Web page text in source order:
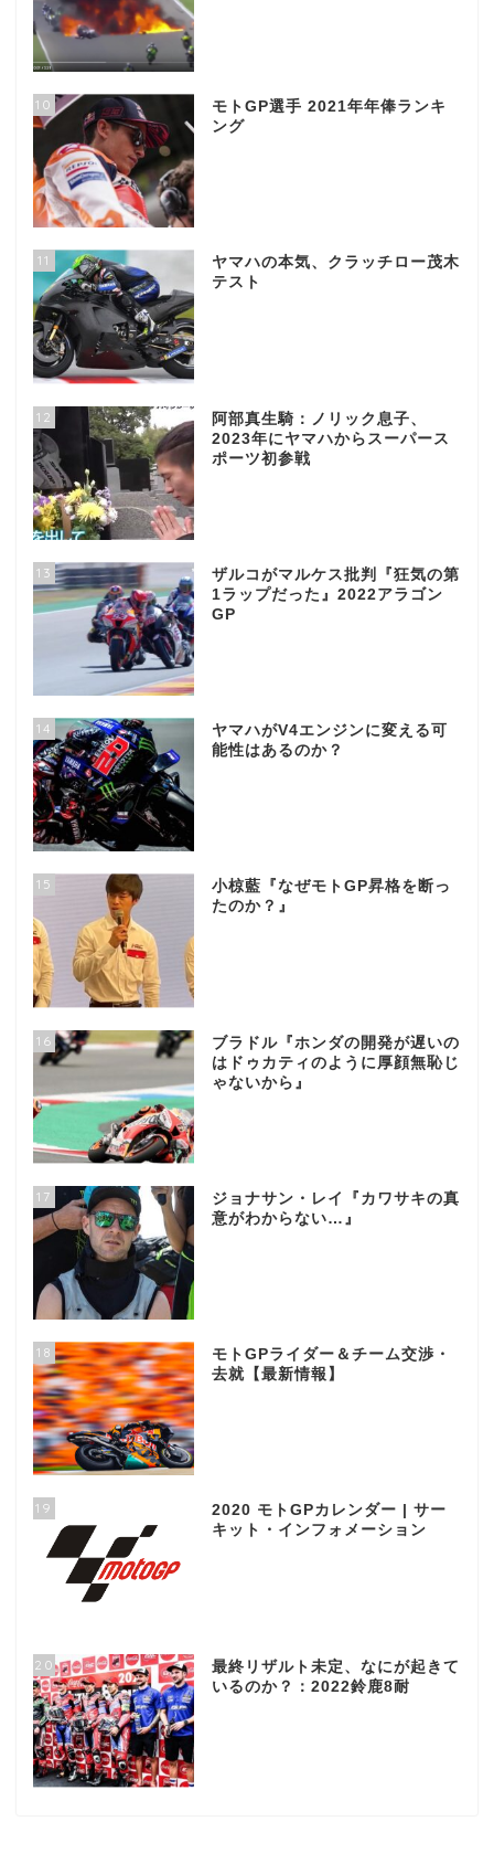
10
モトGP選手 2021年年俸ランキ
ング
11
ヤマハの本気、クラッチロー茂木
テスト
12
阿部真生騎：ノリック息子、
2023年にヤマハからスーパース
ポーツ初参戦
13
ザルコがマルケス批判『狂気の第
1ラップだった』2022アラゴン
GP
14
ヤマハがV4エンジンに変える可
能性はあるのか？
15
小椋藍『なぜモトGP昇格を断っ
たのか？』
16
ブラドル『ホンダの開発が遅いの
はドゥカティのように厚顔無恥じ
ゃないから』
17
ジョナサン・レイ『カワサキの真
意がわからない…』
18
モトGPライダー＆チーム交渉・
去就【最新情報】
19
2020 モトGPカレンダー | サー
キット・インフォメーション
20
最終リザルト未定、なにが起きて
いるのか？：2022鈴鹿8耐